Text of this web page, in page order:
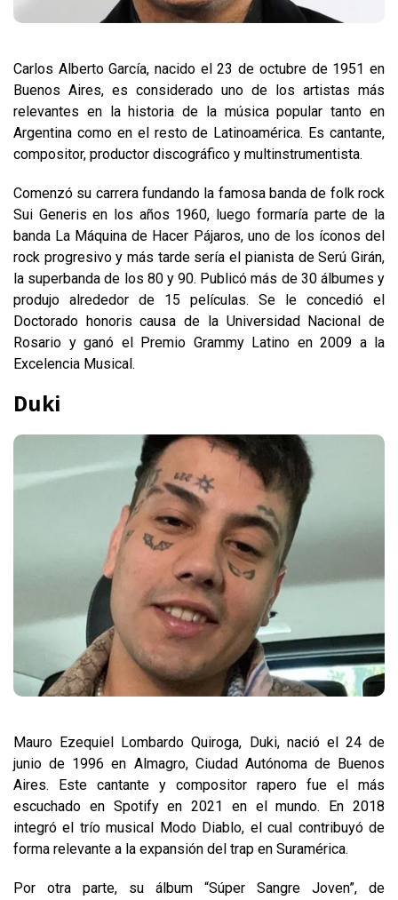
Carlos Alberto García, nacido el 23 de octubre de 1951 en
Buenos Aires, es considerado uno de los artistas más
relevantes en la historia de la música popular tanto en
Argentina como en el resto de Latinoamérica. Es cantante,
compositor, productor discográfico y multinstrumentista.
Comenzó su carrera fundando la famosa banda de folk rock
Sui Generis en los años 1960, luego formaría parte de la
banda La Máquina de Hacer Pájaros, uno de los íconos del
rock progresivo y más tarde sería el pianista de Serú Girán,
la superbanda de los 80 y 90. Publicó más de 30 álbumes y
produjo alrededor de 15 películas. Se le concedió el
Doctorado honoris causa de la Universidad Nacional de
Rosario y ganó el Premio Grammy Latino en 2009 a la
Excelencia Musical.
Duki
Mauro Ezequiel Lombardo Quiroga, Duki, nació el 24 de
junio de 1996 en Almagro, Ciudad Autónoma de Buenos
Aires. Este cantante y compositor rapero fue el más
escuchado en Spotify en 2021 en el mundo. En 2018
integró el trío musical Modo Diablo, el cual contribuyó de
forma relevante a la expansión del trap en Suramérica.
Por otra parte, su álbum “Súper Sangre Joven”, de